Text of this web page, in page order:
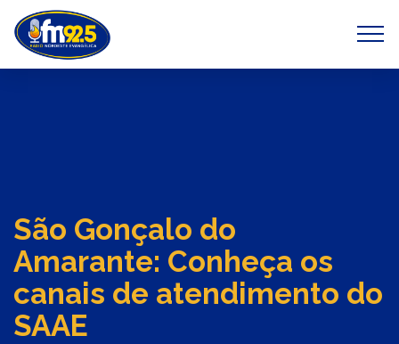
Previous Next
São Gonçalo do
Amarante: Conheça os
canais de atendimento do
SAAE